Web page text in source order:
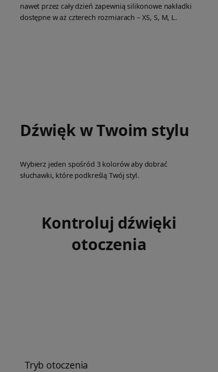
nawet przez cały dzień zapewnią silikonowe nakładki
dostępne w aż czterech rozmiarach – XS, S, M, L.
Dźwięk w Twoim stylu
Wybierz jeden spośród 3 kolorów aby dobrać
słuchawki, które podkreślą Twój styl.
Kontroluj dźwięki
otoczenia
Tryb otoczenia